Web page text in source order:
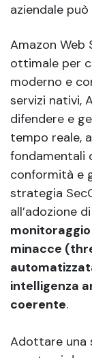
aziendale
Amazon
ottimale per
moderno e
servizi nativi,
difendere e
tempo reale,
fondamentali
conformità e
strategia
all’adozione
minacce
intelligenza
coerente.
Adottare una